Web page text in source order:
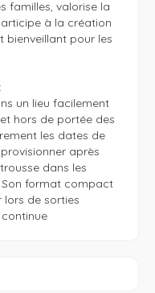
familles, valorise la
à la création
bienveillant pour les
un lieu facilement
hors de portée des
les dates de
après
dans les
Son format compact
lors de sorties